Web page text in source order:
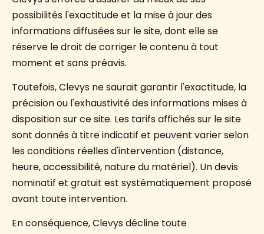
possibilités l'exactitude et la mise à jour des
informations diffusées sur le site, dont elle se
réserve le droit de corriger le contenu à tout
moment et sans préavis.
Toutefois, Clevys ne saurait garantir l'exactitude, la
précision ou l'exhaustivité des informations mises à
disposition sur ce site. Les tarifs affichés sur le site
sont donnés à titre indicatif et peuvent varier selon
les conditions réelles d'intervention (distance,
heure, accessibilité, nature du matériel). Un devis
nominatif et gratuit est systématiquement proposé
avant toute intervention.
En conséquence, Clevys décline toute